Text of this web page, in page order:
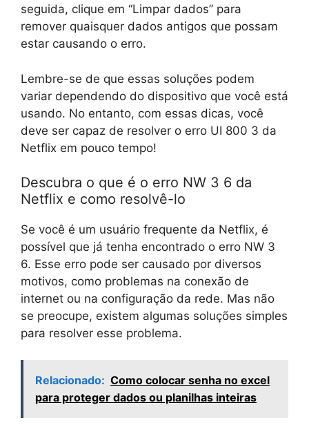
seguida, clique em “Limpar dados” para
remover quaisquer dados antigos que possam
estar causando o erro.
Lembre-se de que essas soluções podem
variar dependendo do dispositivo que você está
usando. No entanto, com essas dicas, você
deve ser capaz de resolver o erro UI 800 3 da
Netflix em pouco tempo!
Descubra o que é o erro NW 3 6 da
Netflix e como resolvê-lo
Se você é um usuário frequente da Netflix, é
possível que já tenha encontrado o erro NW 3
6. Esse erro pode ser causado por diversos
motivos, como problemas na conexão de
internet ou na configuração da rede. Mas não
se preocupe, existem algumas soluções simples
para resolver esse problema.
Relacionado: Como colocar senha no excel
para proteger dados ou planilhas inteiras